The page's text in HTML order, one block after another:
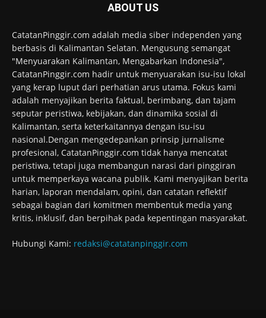
ABOUT US
CatatanPinggir.com adalah media siber independen yang
berbasis di Kalimantan Selatan. Mengusung semangat
"Menyuarakan Kalimantan, Mengabarkan Indonesia",
CatatanPinggir.com hadir untuk menyuarakan isu-isu lokal
yang kerap luput dari perhatian arus utama. Fokus kami
adalah menyajikan berita faktual, berimbang, dan tajam
seputar peristiwa, kebijakan, dan dinamika sosial di
Kalimantan, serta keterkaitannya dengan isu-isu
nasional.Dengan mengedepankan prinsip jurnalisme
profesional, CatatanPinggir.com tidak hanya mencatat
peristiwa, tetapi juga membangun narasi dari pinggiran
untuk memperkaya wacana publik. Kami menyajikan berita
harian, laporan mendalam, opini, dan catatan reflektif
sebagai bagian dari komitmen membentuk media yang
kritis, inklusif, dan berpihak pada kepentingan masyarakat.
Hubungi Kami: redaksi@catatanpinggir.com